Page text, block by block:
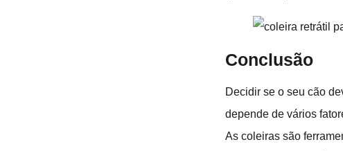
Conclusão
Decidir se o seu cão
depende de vários
As coleiras são